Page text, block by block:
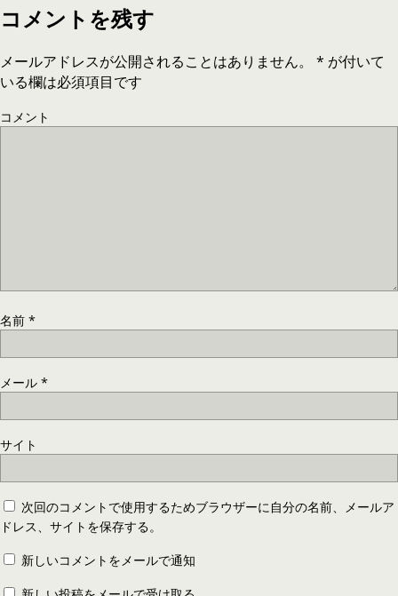
コメントを残す
メールアドレスが公開されることはありません。 * が付いて
いる欄は必須項目です
コメント
名前 *
メール *
サイト
次回のコメントで使用するためブラウザーに自分の名前、メールア
ドレス、サイトを保存する。
新しいコメントをメールで通知